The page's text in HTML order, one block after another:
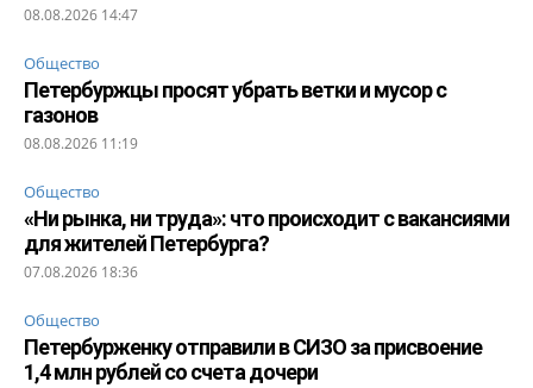
08.08.2026 14:47
Общество
Петербуржцы просят убрать ветки и мусор с
газонов
08.08.2026 11:19
Общество
«Ни рынка, ни труда»: что происходит с вакансиями
для жителей Петербурга?
07.08.2026 18:36
Общество
Петербурженку отправили в СИЗО за присвоение
1,4 млн рублей со счета дочери